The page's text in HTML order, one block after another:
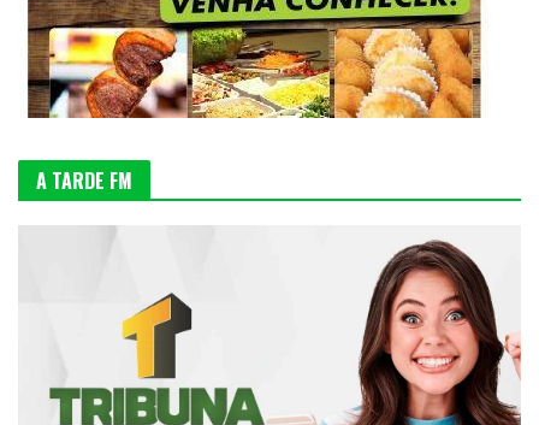
A TARDE FM